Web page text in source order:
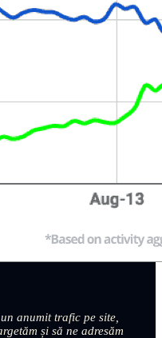
anumit trafic pe site,
și să ne adresăm